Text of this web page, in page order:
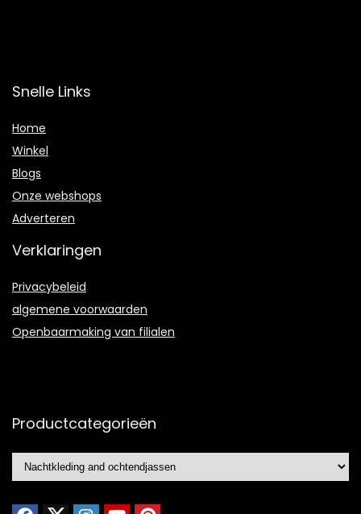
Snelle Links
Home
Winkel
Blogs
Onze webshops
Adverteren
Verklaringen
Privacybeleid
algemene voorwaarden
Openbaarmaking van filialen
Productcategorieën